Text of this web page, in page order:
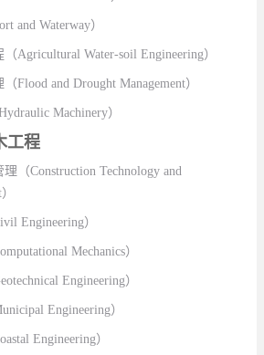
and Waterway）
（Agricultural Water-soil Engineering）
（Flood and Drought Management）
Machinery）
工程
理（Construction Technology and
）
Engineering）
Mechanics）
Engineering）
Engineering）
Engineering）